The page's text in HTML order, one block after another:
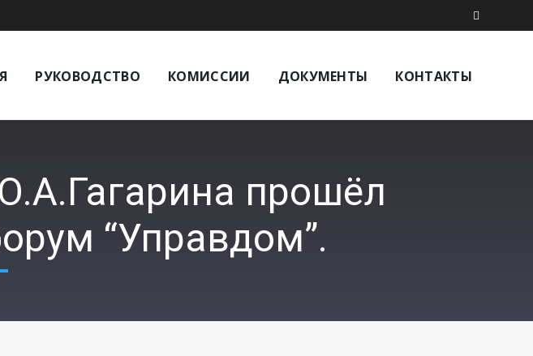
РУКОВОДСТВО КОМИССИИ ДОКУМЕНТЫ КОНТАКТЫ
прошёл
“Управдом”.